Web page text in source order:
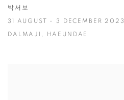
박서보
31 AUGUST - 3 DECEMBER 2023
DALMAJI, HAEUNDAE